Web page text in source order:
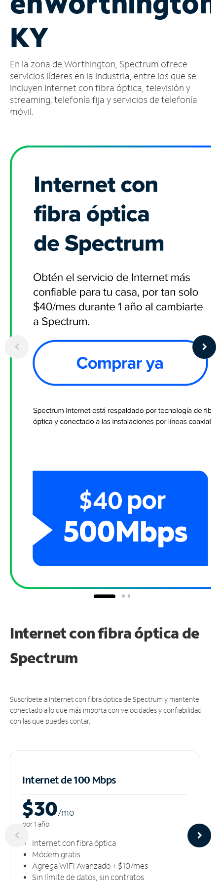
cuenta
Encuentra
tienda
KY
En la zona de Worthington, Spectrum ofrece
servicios líderes en la industria, entre los que se
incluyen Internet con fibra óptica, televisión y
streaming, telefonía fija y servicios de telefonía
móvil.
Internet con fibra óptica de
Spectrum
Suscríbete a Internet con fibra óptica de Spectrum y mantente
conectado a lo que más importa con velocidades y confiabilidad
con las que puedes contar.
Internet de 100 Mbps
$30/mo
por 1 año
Internet con fibra óptica
Módem gratis
Agrega WiFi Avanzado + $10/mes
Sin límite de datos, sin contratos